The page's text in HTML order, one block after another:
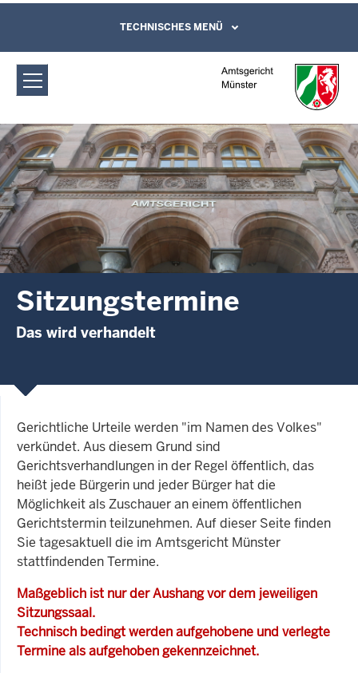
Amtsgericht Münster: Sitzungstermine
Direkt zum Inhalt
Leichte Sprache, Gebärdensprachenvideo
und Kontaktformular
TECHNISCHES MENÜ
Sitzungstermine
Das wird verhandelt
Gerichtliche Urteile werden "im Namen des Volkes"
verkündet. Aus diesem Grund sind
Gerichtsverhandlungen in der Regel öffentlich, das
heißt jede Bürgerin und jeder Bürger hat die
Möglichkeit als Zuschauer an einem öffentlichen
Gerichtstermin teilzunehmen. Auf dieser Seite finden
Sie tagesaktuell die im Amtsgericht Münster
stattfindenden Termine.
Maßgeblich ist nur der Aushang vor dem jeweiligen
Sitzungssaal.
Technisch bedingt werden aufgehobene und verlegte
Termine als aufgehoben gekennzeichnet.